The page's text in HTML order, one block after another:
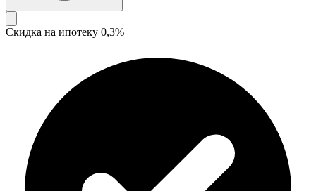
Скидка на ипотеку 0,3%